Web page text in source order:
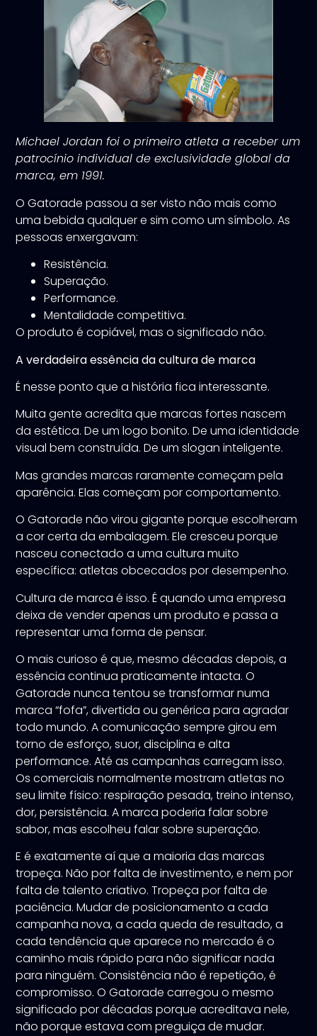
Michael Jordan foi o primeiro atleta a receber um
patrocínio individual de exclusividade global da
marca, em 1991.
O Gatorade passou a ser visto não mais como
uma bebida qualquer e sim como um símbolo. As
pessoas enxergavam:
Resistência.
Superação.
Performance.
Mentalidade competitiva.
O produto é copiável, mas o significado não.
A verdadeira essência da cultura de marca
É nesse ponto que a história fica interessante.
Muita gente acredita que marcas fortes nascem
da estética. De um logo bonito. De uma identidade
visual bem construída. De um slogan inteligente.
Mas grandes marcas raramente começam pela
aparência. Elas começam por comportamento.
O Gatorade não virou gigante porque escolheram
a cor certa da embalagem. Ele cresceu porque
nasceu conectado a uma cultura muito
específica: atletas obcecados por desempenho.
Cultura de marca é isso. É quando uma empresa
deixa de vender apenas um produto e passa a
representar uma forma de pensar.
O mais curioso é que, mesmo décadas depois, a
essência continua praticamente intacta. O
Gatorade nunca tentou se transformar numa
marca “fofa”, divertida ou genérica para agradar
todo mundo. A comunicação sempre girou em
torno de esforço, suor, disciplina e alta
performance. Até as campanhas carregam isso.
Os comerciais normalmente mostram atletas no
seu limite físico: respiração pesada, treino intenso,
dor, persistência. A marca poderia falar sobre
sabor, mas escolheu falar sobre superação.
E é exatamente aí que a maioria das marcas
tropeça. Não por falta de investimento, e nem por
falta de talento criativo. Tropeça por falta de
paciência. Mudar de posicionamento a cada
campanha nova, a cada queda de resultado, a
cada tendência que aparece no mercado é o
caminho mais rápido para não significar nada
para ninguém. Consistência não é repetição, é
compromisso. O Gatorade carregou o mesmo
significado por décadas porque acreditava nele,
não porque estava com preguiça de mudar.